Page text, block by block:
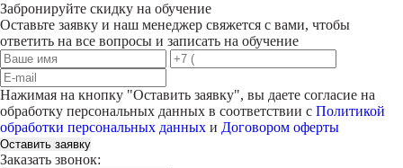
Забронируйте скидку на обучение
Оставьте заявку и наш менеджер свяжется с вами, чтобы
ответить на все вопросы и записать на обучение
Нажимая на кнопку "Оставить заявку", вы даете согласие на
обработку персональных данных в соответствии с Политикой
обработки персональных данных и Договором оферты
Оставить заявку
Заказать звонок: